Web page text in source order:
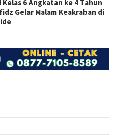
Kelas 6 Angkatan ke 4 Tahun
Gelar Malam Keakraban di